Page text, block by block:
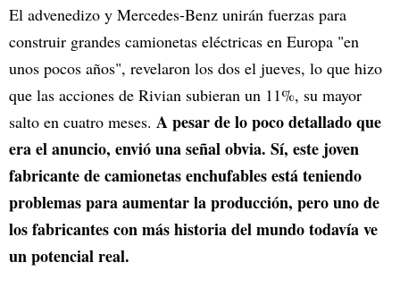
El advenedizo y Mercedes-Benz unirán fuerzas para
construir grandes camionetas eléctricas en Europa "en
unos pocos años", revelaron los dos el jueves, lo que hizo
que las acciones de Rivian subieran un 11%, su mayor
salto en cuatro meses. A pesar de lo poco detallado que
era el anuncio, envió una señal obvia. Sí, este joven
fabricante de camionetas enchufables está teniendo
problemas para aumentar la producción, pero uno de
los fabricantes con más historia del mundo todavía ve
un potencial real.